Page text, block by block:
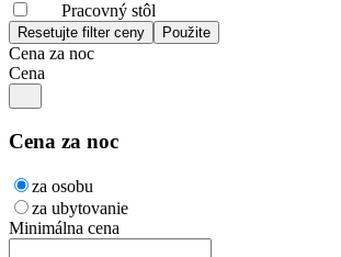
Pracovný stôl
Cena za noc
Cena
Cena za noc
za osobu
za ubytovanie
Minimálna cena